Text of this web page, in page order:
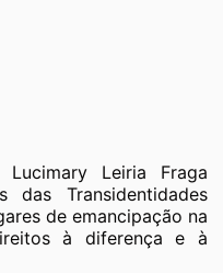
Leiria Fraga
Transidentidades
de emancipação na
à diferença e à